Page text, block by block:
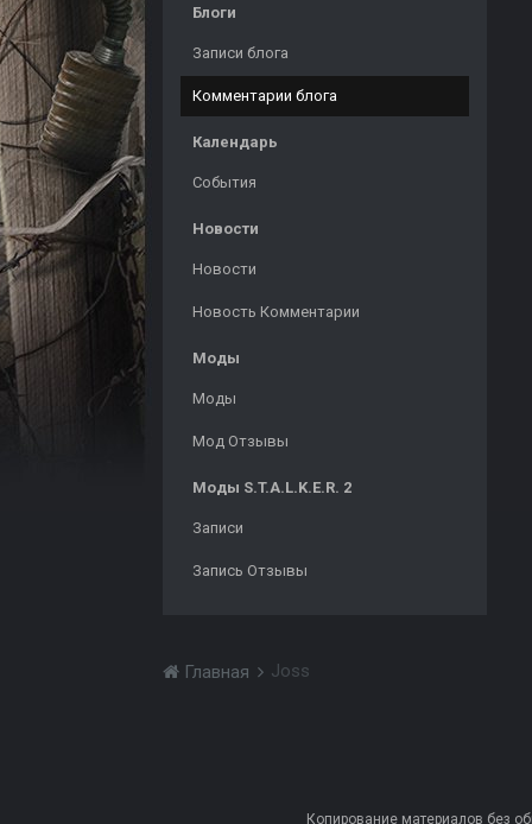
Блоги
Записи блога
Комментарии блога
Календарь
События
Новости
Новости
Новость Комментарии
Моды
Моды
Мод Отзывы
Моды S.T.A.L.K.E.R. 2
Записи
Запись Отзывы
Главная Joss
Копирование материалов без